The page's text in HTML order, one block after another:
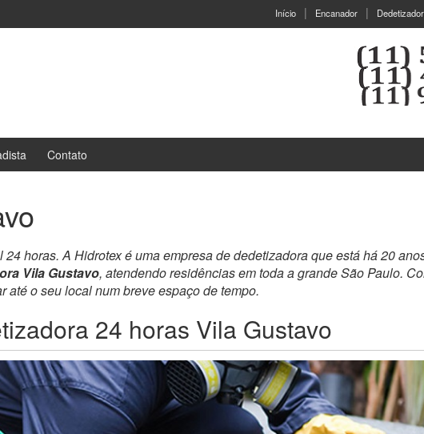
Início Encanador
Contato
horas. A Hidrotex é uma empresa de dedetizadora que está há 20
Vila Gustavo, atendendo residências em toda a grande São Paulo.
o seu local num breve espaço de tempo.
24 horas Vila Gustavo